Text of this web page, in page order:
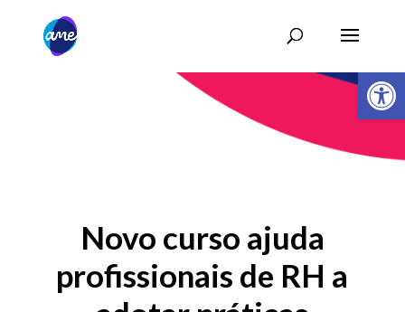
Abrir
Novo curso ajuda
profissionais de RH a